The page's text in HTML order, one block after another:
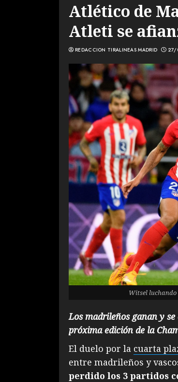
Atlético de
Atleti se
REDACCION TIRALINEAS MADRID 27/
Witsel
Los madrileños ganan y
próxima edición de la
El duelo por la cuarta
entre madrileños y
perdido los 3 partidos